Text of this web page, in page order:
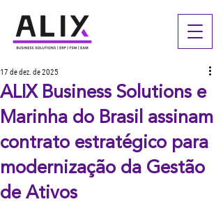
ALIX Business Solutions e
Marinha do Brasil assinam
contrato estratégico para
modernização da Gestão
de Ativos
17 de dez. de 2025